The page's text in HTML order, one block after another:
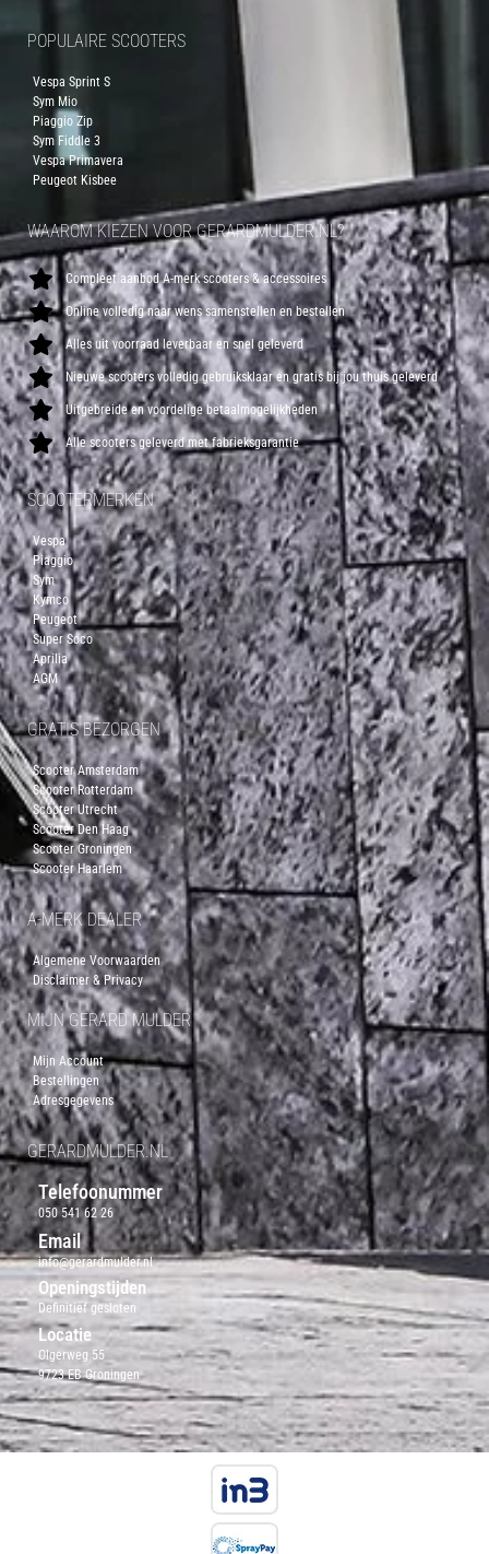
POPULAIRE SCOOTERS
Vespa Sprint S
Sym Mio
Piaggio Zip
Sym Fiddle 3
Vespa Primavera
Peugeot Kisbee
WAAROM KIEZEN VOOR GERARDMULDER.NL?
Compleet aanbod A-merk scooters & accessoires
Online volledig naar wens samenstellen en bestellen
Alles uit voorraad leverbaar en snel geleverd
Nieuwe scooters volledig gebruiksklaar en gratis bij jou thuis geleverd
Uitgebreide en voordelige betaalmogelijkheden
Alle scooters geleverd met fabrieksgarantie
SCOOTERMERKEN
Vespa
Piaggio
Sym
Kymco
Peugeot
Super Soco
Aprilia
AGM
GRATIS BEZORGEN
Scooter Amsterdam
Scooter Rotterdam
Scooter Utrecht
Scooter Den Haag
Scooter Groningen
Scooter Haarlem
A-MERK DEALER
Algemene Voorwaarden
Disclaimer & Privacy
MIJN GERARD MULDER
Mijn Account
Bestellingen
Adresgegevens
GERARDMULDER.NL
Telefoonummer
050 541 62 26
Email
info@gerardmulder.nl
Openingstijden
Definitief gesloten
Locatie
Olgerweg 55
9723 EB Groningen